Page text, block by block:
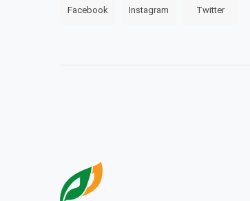
Facebook Instagram Twitter